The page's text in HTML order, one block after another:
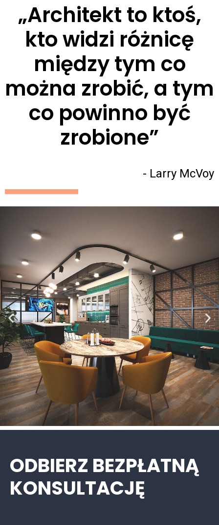
„Architekt to ktoś,
kto widzi różnicę
między tym co
można zrobić, a tym
co powinno być
zrobione”
- Larry McVoy
ODBIERZ BEZPŁATNĄ
KONSULTACJĘ